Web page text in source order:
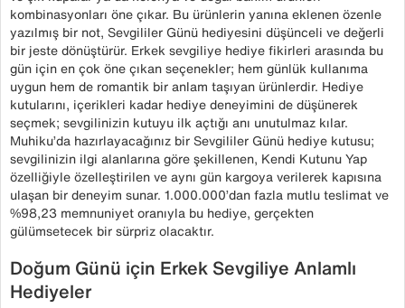
kombinasyonları öne çıkar. Bu ürünlerin yanına eklenen özenle
yazılmış bir not, Sevgililer Günü hediyesini düşünceli ve değerli
bir jeste dönüştürür. Erkek sevgiliye hediye fikirleri arasında bu
gün için en çok öne çıkan seçenekler; hem günlük kullanıma
uygun hem de romantik bir anlam taşıyan ürünlerdir. Hediye
kutularını, içerikleri kadar hediye deneyimini de düşünerek
seçmek; sevgilinizin kutuyu ilk açtığı anı unutulmaz kılar.
Muhiku’da hazırlayacağınız bir Sevgililer Günü hediye kutusu;
sevgilinizin ilgi alanlarına göre şekillenen, Kendi Kutunu Yap
özelliğiyle özelleştirilen ve aynı gün kargoya verilerek kapısına
ulaşan bir deneyim sunar. 1.000.000’dan fazla mutlu teslimat ve
%98,23 memnuniyet oranıyla bu hediye, gerçekten
gülümsetecek bir sürpriz olacaktır.
Doğum Günü için Erkek Sevgiliye Anlamlı
Hediyeler